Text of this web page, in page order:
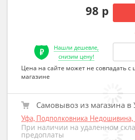
98 р
Нашли дешевле,
снизим цену!
Цена на сайте может не совпадать
магазине
Самовывоз из магазина
Уфа, Подполковника Недошивина,
При наличии на удаленном
предоплаты